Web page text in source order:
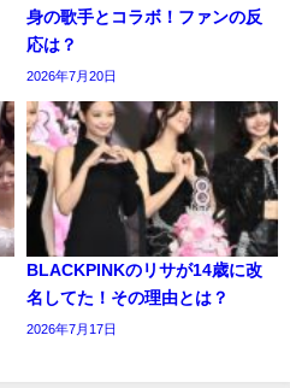
身の歌手とコラボ！ファンの反
応は？
2026年7月20日
BLACKPINKのリサが14歳に改
名してた！その理由とは？
2026年7月17日